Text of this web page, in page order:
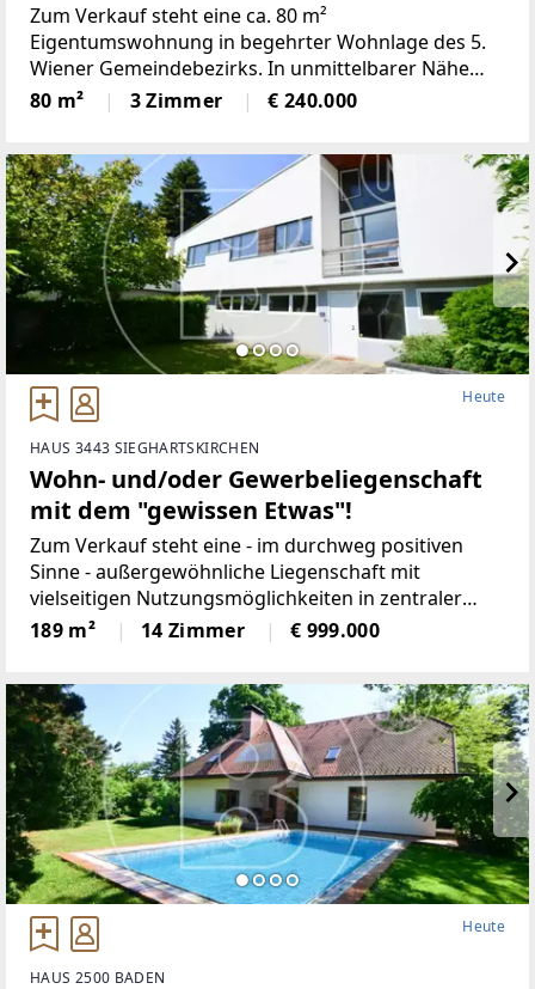
Zum Verkauf steht eine ca. 80 m²
Eigentumswohnung in begehrter Wohnlage des 5.
Wiener Gemeindebezirks. In unmittelbarer Nähe
befinden sich zwei Parks, diverse Supermärkte und
eine hervorragende öffentliche
80 m² 3 Zimmer € 240.000
Heute
HAUS 3443 SIEGHARTSKIRCHEN
Wohn- und/oder Gewerbeliegenschaft
mit dem "gewissen Etwas"!
Zum Verkauf steht eine - im durchweg positiven
Sinne - außergewöhnliche Liegenschaft mit
vielseitigen Nutzungsmöglichkeiten in zentraler
Lage von Sieghartskirchen.Die Marktgemeinde mit
ca. 7.800 Einwohnern bietet
189 m² 14 Zimmer € 999.000
Heute
HAUS 2500 BADEN